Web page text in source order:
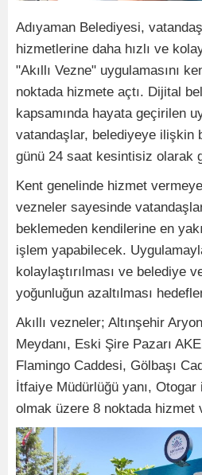
Adıyaman Belediyesi,
hizmetlerine daha hızlı ve
"Akıllı Vezne" uygulamasını
noktada hizmete açtı. Dijital
kapsamında hayata geçirilen
vatandaşlar, belediyeye ilişkin
günü 24 saat kesintisiz olarak
Kent genelinde hizmet
vezneler sayesinde
beklemeden kendilerine en
işlem yapabilecek.
kolaylaştırılması ve belediye
yoğunluğun azaltılması
Akıllı vezneler; Altınşehir
Meydanı, Eski Şire Pazarı
Flamingo Caddesi, Gölbaşı
İtfaiye Müdürlüğü yanı,
olmak üzere 8 noktada hizmet